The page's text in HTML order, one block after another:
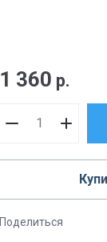
1 360 р.
Поделиться